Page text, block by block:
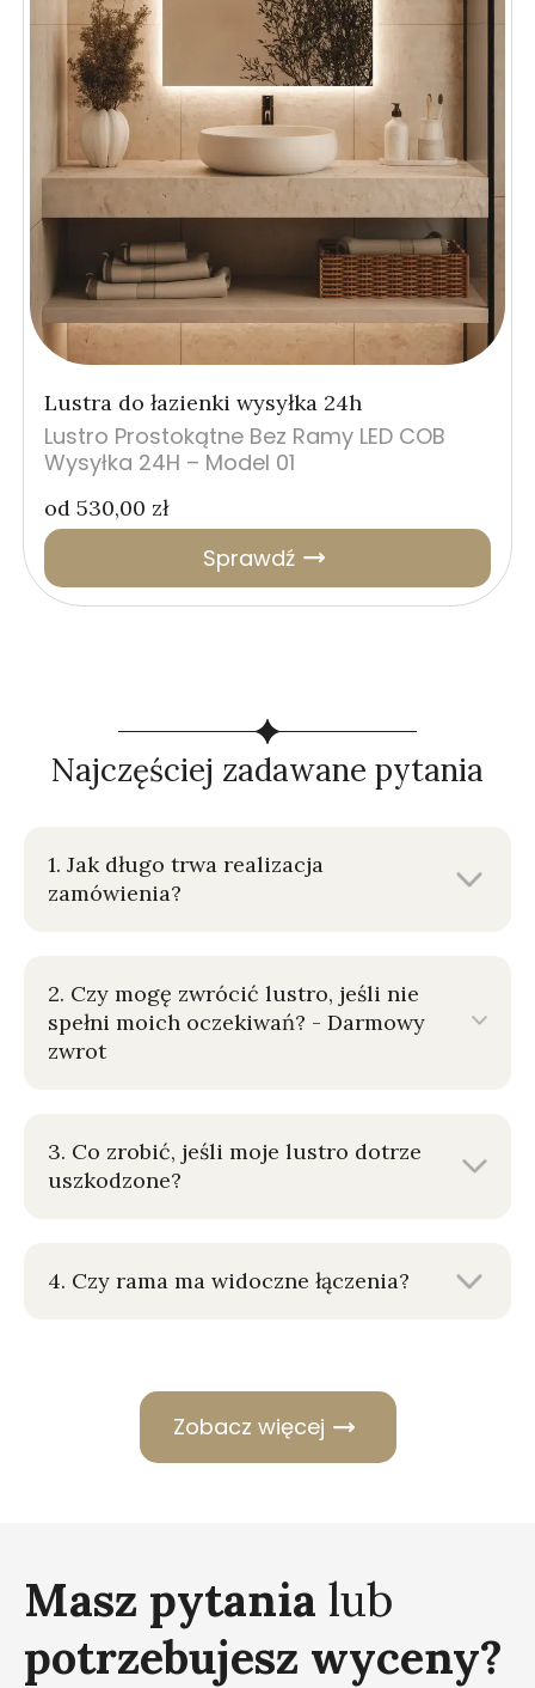
Lustra do łazienki wysyłka 24h
Lustro Prostokątne Bez Ramy LED COB
Wysyłka 24H – Model 01
Sprawdź
od 530,00 zł
Najczęściej zadawane pytania
1. Jak długo trwa realizacja
zamówienia?
2. Czy mogę zwrócić lustro, jeśli nie
spełni moich oczekiwań? - Darmowy
zwrot
3. Co zrobić, jeśli moje lustro dotrze
uszkodzone?
4. Czy rama ma widoczne łączenia?
Zobacz więcej
Masz pytania lub
potrzebujesz wyceny?